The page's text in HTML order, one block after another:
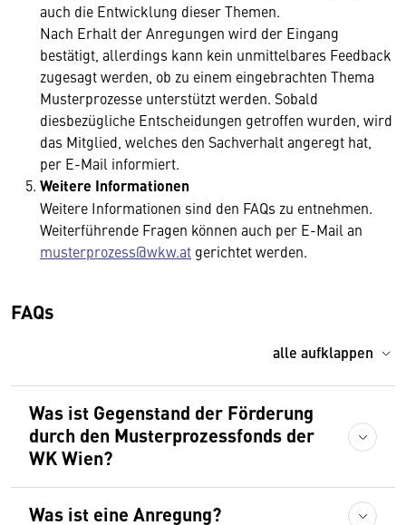
auch die Entwicklung dieser Themen.
Nach Erhalt der Anregungen wird der Eingang
bestätigt, allerdings kann kein unmittelbares Feedback
zugesagt werden, ob zu einem eingebrachten Thema
Musterprozesse unterstützt werden. Sobald
diesbezügliche Entscheidungen getroffen wurden, wird
das Mitglied, welches den Sachverhalt angeregt hat,
per E-Mail informiert.
Weitere Informationen
Weitere Informationen sind den FAQs zu entnehmen.
Weiterführende Fragen können auch per E-Mail an
musterprozess@wkw.at gerichtet werden.
FAQs
alle aufklappen
Was ist Gegenstand der Förderung
durch den Musterprozessfonds der
WK Wien?
Was ist eine Anregung?